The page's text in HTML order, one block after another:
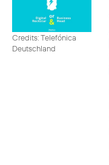
Credits: Telefónica
Deutschland